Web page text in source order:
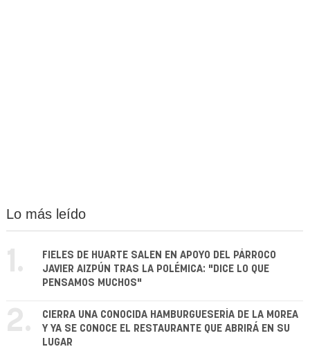
Lo más leído
1.
FIELES DE HUARTE SALEN EN APOYO DEL PÁRROCO
JAVIER AIZPÚN TRAS LA POLÉMICA: "DICE LO QUE
PENSAMOS MUCHOS"
2.
CIERRA UNA CONOCIDA HAMBURGUESERÍA DE LA MOREA
Y YA SE CONOCE EL RESTAURANTE QUE ABRIRÁ EN SU
LUGAR